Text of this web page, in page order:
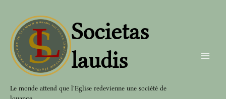
contenu
Societas
laudis
Le monde attend que l'Eglise redevienne une société de